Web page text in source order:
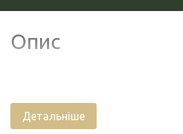
Опис
Детальніше